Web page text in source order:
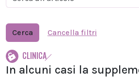
Cerca Cancella filtri
CLINICA
In alcuni casi la